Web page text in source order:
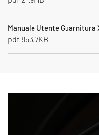
Manuale Utente Guarnitura
pdf 853.7KB